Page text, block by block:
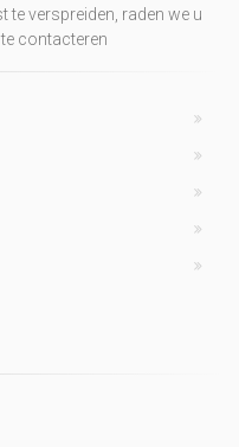
te verspreiden, raden we u
te contacteren